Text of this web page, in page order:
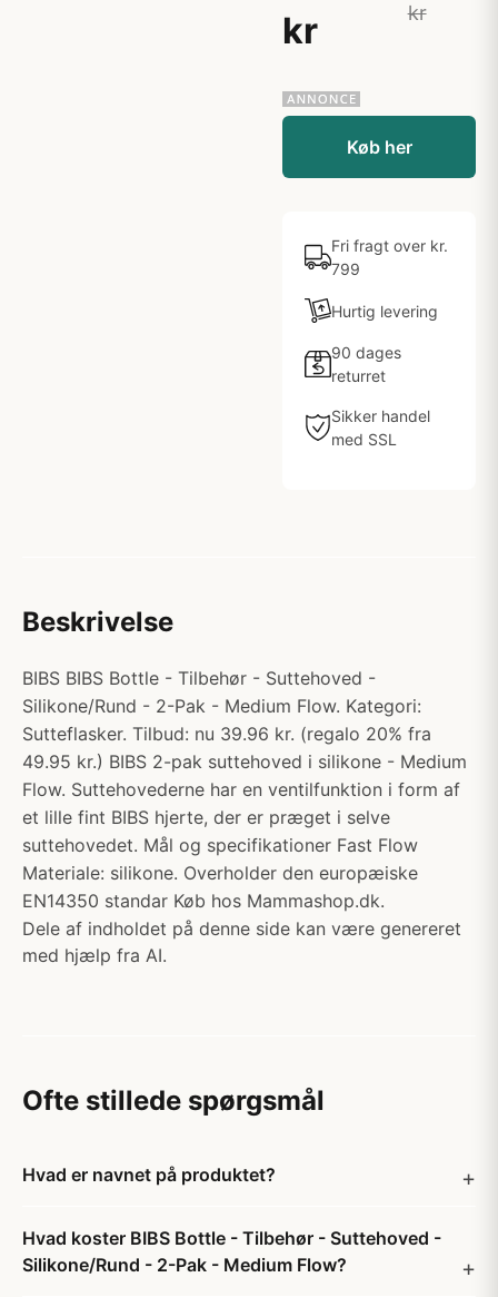
kr
kr
Køb her
Fri fragt over kr.
799
Hurtig levering
90 dages
returret
Sikker handel
med SSL
Beskrivelse
BIBS BIBS Bottle - Tilbehør - Suttehoved -
Silikone/Rund - 2-Pak - Medium Flow. Kategori:
Sutteflasker. Tilbud: nu 39.96 kr. (regalo 20% fra
49.95 kr.) BIBS 2-pak suttehoved i silikone - Medium
Flow. Suttehovederne har en ventilfunktion i form af
et lille fint BIBS hjerte, der er præget i selve
suttehovedet. Mål og specifikationer Fast Flow
Materiale: silikone. Overholder den europæiske
EN14350 standar Køb hos Mammashop.dk.
Dele af indholdet på denne side kan være genereret
med hjælp fra AI.
Ofte stillede spørgsmål
Hvad er navnet på produktet?
Hvad koster BIBS Bottle - Tilbehør - Suttehoved -
Silikone/Rund - 2-Pak - Medium Flow?